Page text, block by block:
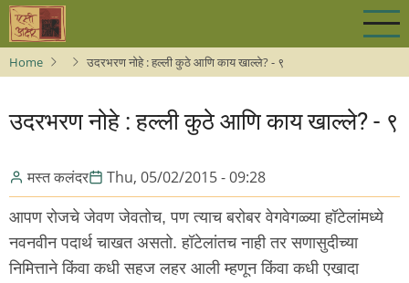
Skip
main
content
Home उदरभरण नोहे : हल्ली कुठे आणि काय खाल्ले? - ९
उदरभरण नोहे : हल्ली कुठे आणि काय खाल्ले? - ९
मस्त कलंदर Thu, 05/02/2015 - 09:28
आपण रोजचे जेवण जेवतोच, पण त्याच बरोबर वेगवेगळ्या हॉटेलांमध्ये
नवनवीन पदार्थ चाखत असतो. हॉटेलांतच नाही तर सणासुदीच्या
निमित्ताने किंवा कधी सहज लहर आली म्हणून किंवा कधी एखादा